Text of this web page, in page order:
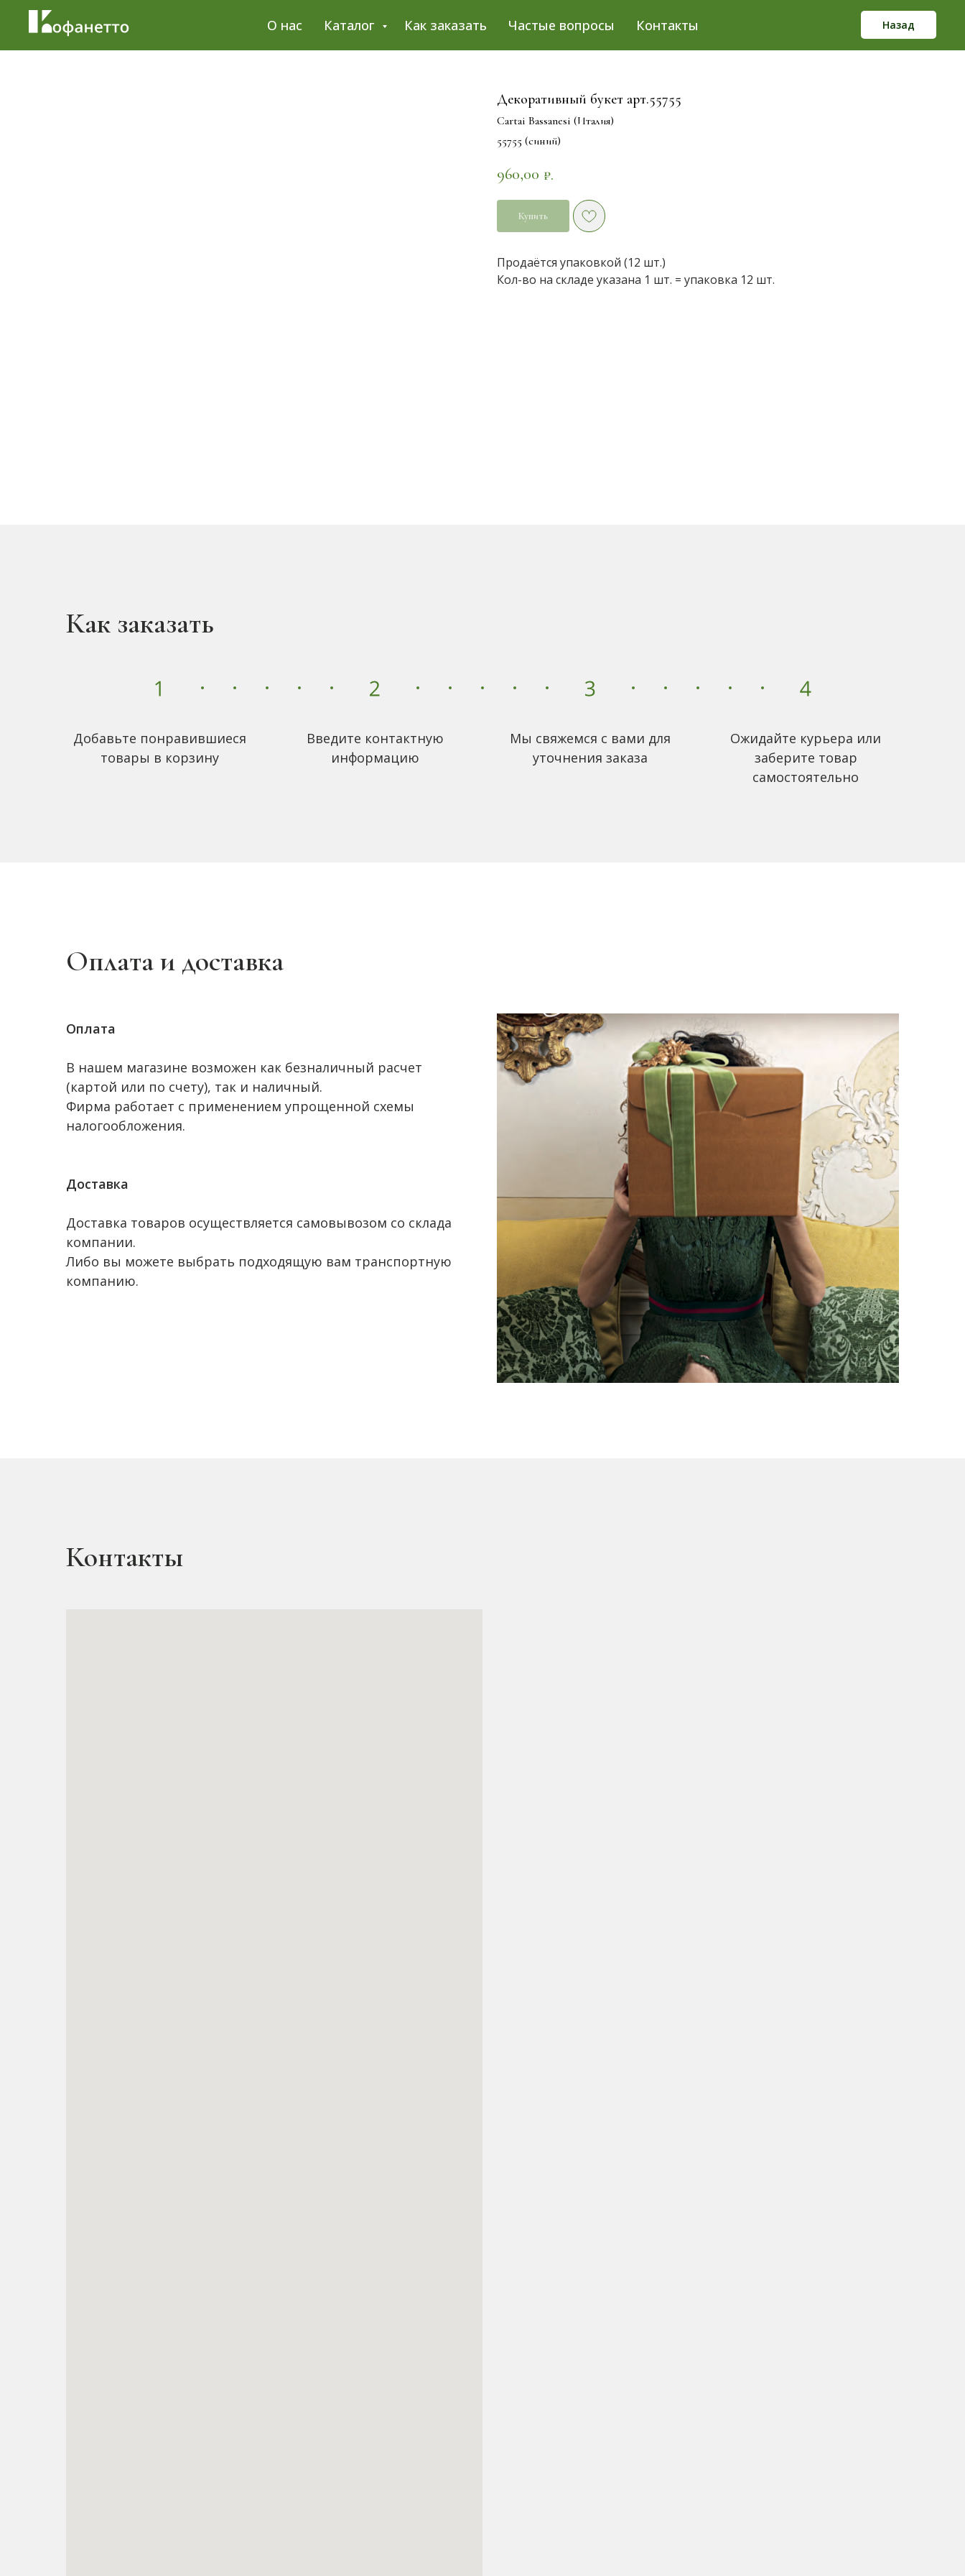
О нас Каталог Как заказать Частые вопросы Контакты Назад
Декоративный букет арт.55755
Cartai Bassanesi (Италия)
55755 (синий)
960,00 ₽.
Купить
Продаётся упаковкой (12 шт.)
Кол-во на складе указана 1 шт. = упаковка 12 шт.
Как заказать
Добавьте понравившиеся
товары в корзину
Введите контактную
информацию
Мы свяжемся с вами для
уточнения заказа
Ожидайте курьера или
заберите товар
самостоятельно
Оплата и доставка
Оплата
В нашем магазине возможен как безналичный расчет
(картой или по счету), так и наличный.
Фирма работает с применением упрощенной схемы
налогообложения.
Доставка
Доставка товаров осуществляется самовывозом со склада
компании.
Либо вы можете выбрать подходящую вам транспортную
компанию.
Контакты